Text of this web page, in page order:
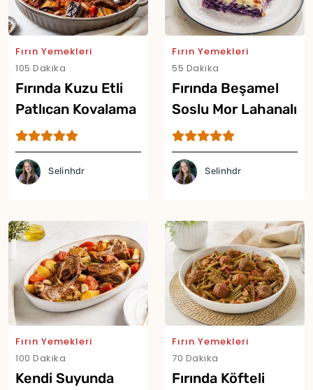
Fırın Yemekleri
105 Dakika
Fırında Kuzu Etli
Patlıcan Kovalama
Tarifi
Selinhdr
Fırın Yemekleri
55 Dakika
Fırında Beşamel
Soslu Mor Lahanalı
Graten Tarifi
Selinhdr
Fırın Yemekleri
100 Dakika
Kendi Suyunda
Fırın Yemekleri
70 Dakika
Fırında Köfteli